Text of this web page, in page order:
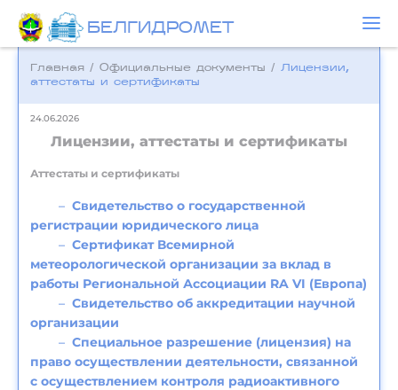
БЕЛГИДРОМЕТ
Главная / Официальные документы / Лицензии,
аттестаты и сертификаты
24.06.2026
Лицензии, аттестаты и сертификаты
Аттестаты и сертификаты
Свидетельство о государственной
регистрации юридического лица
Сертификат Всемирной
метеорологической организации за вклад в
работы Региональной Ассоциации RA VI (Европа)
Свидетельство об аккредитации научной
организации
Специальное разрешение (лицензия) на
право осуществлении деятельности, связанной
с осуществлением контроля радиоактивного